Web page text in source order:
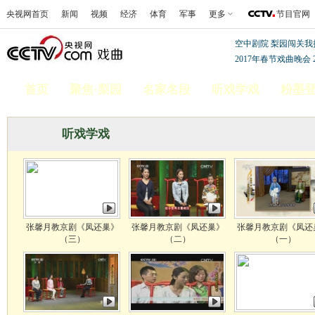
央视网首页 新闻 视频 经济 体育 军事 更多 节目官网
空中剧院 梨园闯关我
2017年春节戏曲晚会
首页 聚焦·梨园 名家名段 听戏学戏 粉墨
听戏学戏
张馨月教京剧《凤还巢》
（三）
张馨月教京剧《凤还巢》
（二）
张馨月教京剧《凤还
（一）